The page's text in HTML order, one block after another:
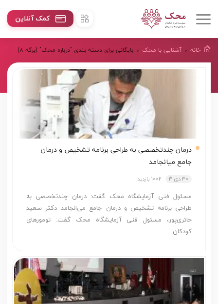
کمک آنلاین
خانه آشنایی با محک بایگانی برای دسته بندی "درباره محک" (برگه 8)
درمان چندتخصصی به طراحی برنامه تشخیص و درمان
جامع می­انجامد
30 دی 3 1002 بازدید
مسئول فنی آزمایشگاه محک گفت: درمان چندتخصصی به
طراحی برنامه تشخیص و درمان جامع می‌­انجامد دکتر سعید
حائری‌پور، مسئول فنی آزمایشگاه محک گفت: تومورهای
کودکان…